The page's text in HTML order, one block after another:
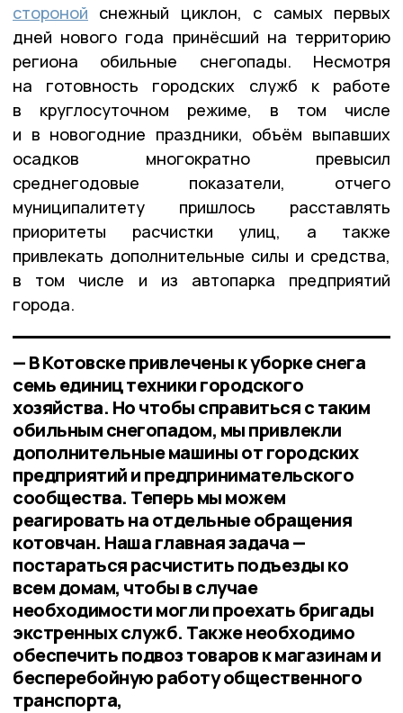
стороной снежный циклон, с самых первых
дней нового года принёсший на территорию
региона обильные снегопады. Несмотря
на готовность городских служб к работе
в круглосуточном режиме, в том числе
и в новогодние праздники, объём выпавших
осадков многократно превысил
среднегодовые показатели, отчего
муниципалитету пришлось расставлять
приоритеты расчистки улиц, а также
привлекать дополнительные силы и средства,
в том числе и из автопарка предприятий
города.
— В Котовске привлечены к уборке снега
семь единиц техники городского
хозяйства. Но чтобы справиться с таким
обильным снегопадом, мы привлекли
дополнительные машины от городских
предприятий и предпринимательского
сообщества. Теперь мы можем
реагировать на отдельные обращения
котовчан. Наша главная задача —
постараться расчистить подъезды ко
всем домам, чтобы в случае
необходимости могли проехать бригады
экстренных служб. Также необходимо
обеспечить подвоз товаров к магазинам и
бесперебойную работу общественного
транспорта,